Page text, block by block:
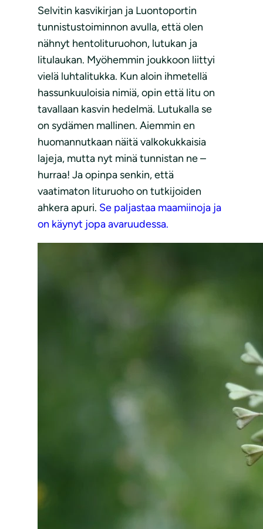
Selvitin kasvikirjan ja Luontoportin
tunnistustoiminnon avulla, että olen
nähnyt hentolituruohon, lutukan ja
litulaukan. Myöhemmin joukkoon liittyi
vielä luhtalitukka. Kun aloin ihmetellä
hassunkuuloisia nimiä, opin että litu on
tavallaan kasvin hedelmä. Lutukalla se
on sydämen mallinen. Aiemmin en
huomannutkaan näitä valkokukkaisia
lajeja, mutta nyt minä tunnistan ne –
hurraa! Ja opinpa senkin, että
vaatimaton lituruoho on tutkijoiden
ahkera apuri. Se paljastaa maamiinoja ja
on käynyt jopa avaruudessa.